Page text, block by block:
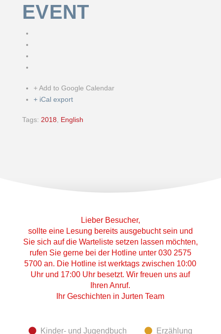
EVENT
+ Add to Google Calendar
+ iCal export
Tags: 2018 English
Lieber Besucher,
sollte eine Lesung bereits ausgebucht sein und
Sie sich auf die Warteliste setzen lassen möchten,
rufen Sie gerne bei der Hotline unter 030 2575
5700 an. Die Hotline ist werktags zwischen 10:00
Uhr und 17:00 Uhr besetzt. Wir freuen uns auf
Ihren Anruf.
Ihr Geschichten in Jurten Team
Kinder- und Jugendbuch Erzählung